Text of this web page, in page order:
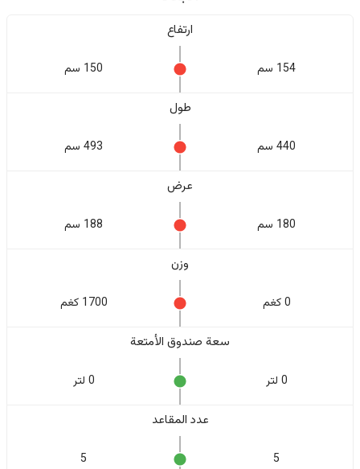
ارتفاع
154 سم 150 سم
طول
440 سم 493 سم
عرض
180 سم 188 سم
وزن
0 كغم 1700 كغم
سعة صندوق الأمتعة
0 لتر 0 لتر
عدد المقاعد
5
5